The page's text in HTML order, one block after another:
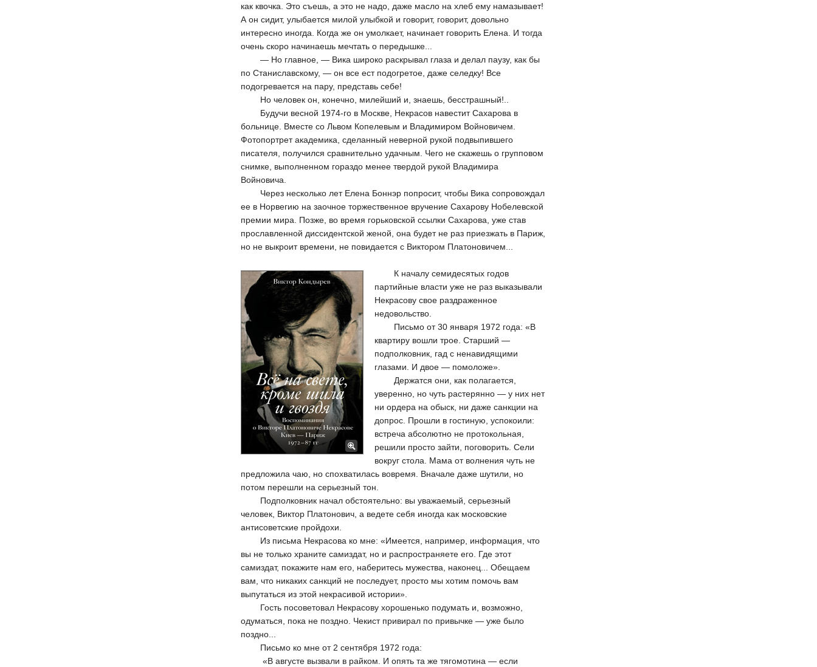
как квочка. Это съешь, а это не надо, даже масло на хлеб ему намазывает!
А он сидит, улыбается милой улыбкой и говорит, говорит, довольно
интересно иногда. Когда же он умолкает, начинает говорить Елена. И тогда
очень скоро начинаешь мечтать о передышке...
— Но главное, — Вика широко раскрывал глаза и делал паузу, как бы
по Станиславскому, — он все ест подогретое, даже селедку! Все
подогревается на пару, представь себе!
Но человек он, конечно, милейший и, знаешь, бесстрашный!..
Будучи весной 1974-го в Москве, Некрасов навестит Сахарова в
больнице. Вместе со Львом Копелевым и Владимиром Войновичем.
Фотопортрет академика, сделанный неверной рукой подвыпившего
писателя, получился сравнительно удачным. Чего не скажешь о групповом
снимке, выполненном гораздо менее твердой рукой Владимира
Войновича.
Через несколько лет Елена Боннэр попросит, чтобы Вика сопровождал
ее в Норвегию на заочное торжественное вручение Сахарову Нобелевской
премии мира. Позже, во время горьковской ссылки Сахарова, уже став
прославленной диссидентской женой, она будет не раз приезжать в Париж,
но не выкроит времени, не повидается с Виктором Платоновичем...
К началу семидесятых годов
партийные власти уже не раз выказывали
Некрасову свое раздраженное
недовольство.
Письмо от 30 января 1972 года: «В
квартиру вошли трое. Старший —
подполковник, гад с ненавидящими
глазами. И двое — помоложе».
Держатся они, как полагается,
уверенно, но чуть растерянно — у них нет
ни ордера на обыск, ни даже санкции на
допрос. Прошли в гостиную, успокоили:
встреча абсолютно не протокольная,
решили просто зайти, поговорить. Сели
вокруг стола. Мама от волнения чуть не
предложила чаю, но спохватилась вовремя. Вначале даже шутили, но
потом перешли на серьезный тон.
Подполковник начал обстоятельно: вы уважаемый, серьезный
человек, Виктор Платонович, а ведете себя иногда как московские
антисоветские пройдохи.
Из письма Некрасова ко мне: «Имеется, например, информация, что
вы не только храните самиздат, но и распространяете его. Где этот
самиздат, покажите нам его, наберитесь мужества, наконец... Обещаем
вам, что никаких санкций не последует, просто мы хотим помочь вам
выпутаться из этой некрасивой истории».
Гость посоветовал Некрасову хорошенько подумать и, возможно,
одуматься, пока не поздно. Чекист привирал по привычке — уже было
поздно...
Письмо ко мне от 2 сентября 1972 года:
«В августе вызвали в райком. И опять та же тягомотина — если